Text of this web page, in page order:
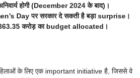
होगी (December 2024 के बाद)।
Day पर सरकार दे सकती है बड़ा surprise।
करोड़ का budget allocated।
के लिए एक important initiative है, जिससे वे